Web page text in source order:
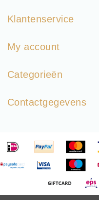
Klantenservice
My account
Categorieën
Contactgegevens